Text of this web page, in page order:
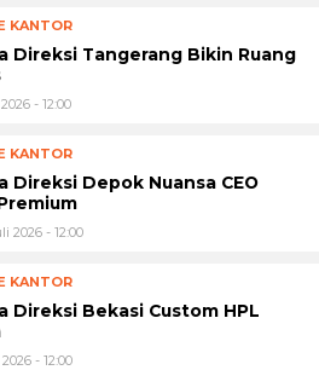
KANTOR
Direksi Tangerang Bikin Ruang
- 12:00
KANTOR
Direksi Depok Nuansa CEO
2026 - 12:00
KANTOR
Direksi Bekasi Custom HPL
- 12:00